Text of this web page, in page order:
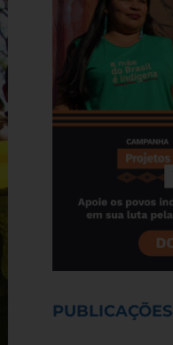
PUBLICAÇÕES